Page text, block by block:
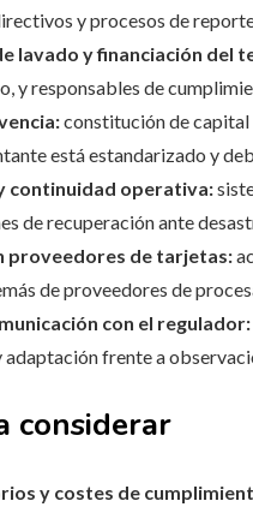
y procesos de
lavado y financiación del
y responsables de
constitución de capital
está estandarizado y
continuidad operativa:
de recuperación ante
proveedores de tarjetas:
de proveedores de
con el regulador:
frente a
considerar
y costes de